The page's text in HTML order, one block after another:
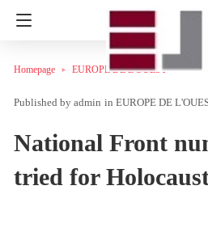
Homepage EUROPE DE L'OUEST
admin in EUROPE DE
National Front
tried for